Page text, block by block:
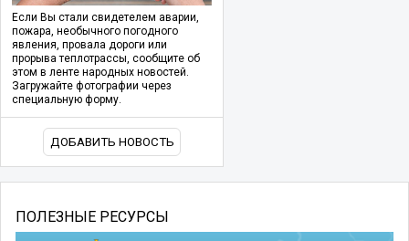
Если Вы стали свидетелем аварии,
пожара, необычного погодного
явления, провала дороги или
прорыва теплотрассы, сообщите об
этом в ленте народных новостей.
Загружайте фотографии через
специальную форму.
ДОБАВИТЬ НОВОСТЬ
ПОЛЕЗНЫЕ РЕСУРСЫ